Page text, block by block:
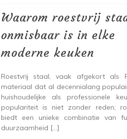
Waarom roestvrij
onmisbaar is in elke
moderne keuken
Roestvrij staal, vaak afgekort als
materiaal dat al decennialang
huishoudelijke als professionele
populariteit is niet zonder reden;
biedt een unieke combinatie van
duurzaamheid […]